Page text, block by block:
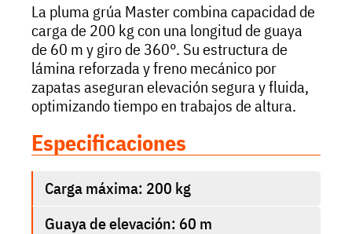
La pluma grúa Master combina capacidad de
carga de 200 kg con una longitud de guaya
de 60 m y giro de 360°. Su estructura de
lámina reforzada y freno mecánico por
zapatas aseguran elevación segura y fluida,
optimizando tiempo en trabajos de altura.
Especificaciones
Carga máxima: 200 kg
Guaya de elevación: 60 m